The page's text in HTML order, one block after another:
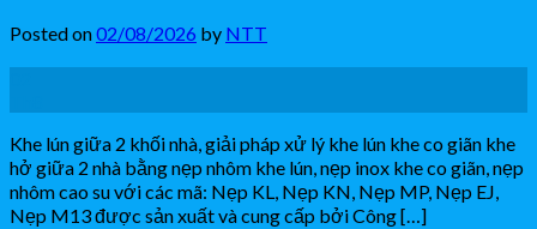
Posted on02/08/2026 by NTT
Khe lún giữa 2 khối nhà, giải pháp xử lý khe lún khe co giãn khe
hở giữa 2 nhà bằng nẹp nhôm khe lún, nẹp inox khe co giãn, nẹp
nhôm cao su với các mã: Nẹp KL, Nẹp KN, Nẹp MP, Nẹp EJ,
Nẹp M13 được sản xuất và cung cấp bởi Công […]